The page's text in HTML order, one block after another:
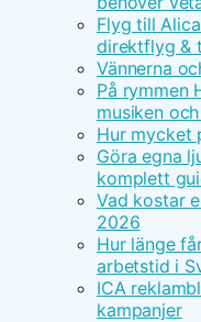
Flyg till
direktflyg &
Vännerna
På rymmen
musiken
Hur mycket
Göra egna
komplett
Vad kostar
2026
Hur länge
arbetstid i
ICA
kampanjer